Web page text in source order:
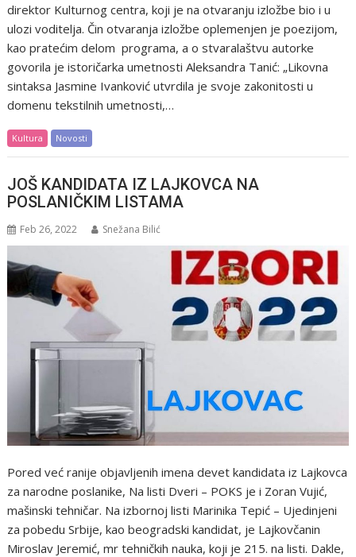
direktor Kulturnog centra, koji je na otvaranju izložbe bio i u
ulozi voditelja. Čin otvaranja izložbe oplemenjen je poezijom,
kao pratećim delom programa, a o stvaralaštvu autorke
govorila je istoričarka umetnosti Aleksandra Tanić: „Likovna
sintaksa Jasmine Ivanković utvrdila je svoje zakonitosti u
domenu tekstilnih umetnosti,…
Kultura Novosti
JOŠ KANDIDATA IZ LAJKOVCA NA
POSLANIČKIM LISTAMA
Feb 26, 2022 Snežana Bilić
Pored već ranije objavljenih imena devet kandidata iz Lajkovca
za narodne poslanike, Na listi Dveri – POKS je i Zoran Vujić,
mašinski tehničar. Na izbornoj listi Marinika Tepić – Ujedinjeni
za pobedu Srbije, kao beogradski kandidat, je Lajkovčanin
Miroslav Jeremić, mr tehničkih nauka, koji je 215. na listi. Dakle,